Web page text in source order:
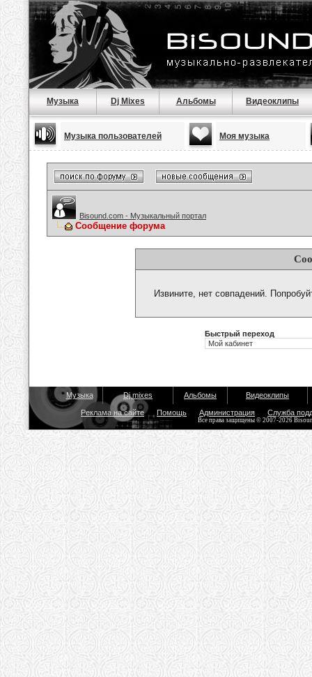
Музыка Dj Mixes Альбомы Видеоклипы
Музыка пользователей Моя музыка
Bisound.com - Музыкальный портал
Сообщение форума
Извините, нет совпадений.
Быстрый переход
Музыка Dj mixes Альбомы Видеоклипы
Реклама на сайте Помощь Администрация Служба
Все права защищены © 2007-2026